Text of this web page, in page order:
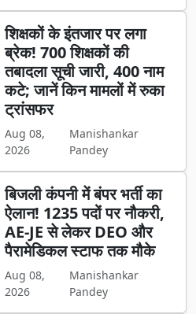
शिक्षकों के इंतजार पर लगा
ब्रेक! 700 शिक्षकों की
तबादला सूची जारी, 400 नाम
कटे; जानें किन मामलों में रुका
ट्रांसफर
Aug 08,
2026
Manishankar
Pandey
बिजली कंपनी में बंपर भर्ती का
ऐलान! 1235 पदों पर नौकरी,
AE-JE से लेकर DEO और
पैरामेडिकल स्टाफ तक मौके
Aug 08,
2026
Manishankar
Pandey